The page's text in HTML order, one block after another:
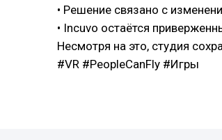
• Решение связано с
• Incuvo остаётся
Несмотря на это, студия
#VR #PeopleCanFly #Игры